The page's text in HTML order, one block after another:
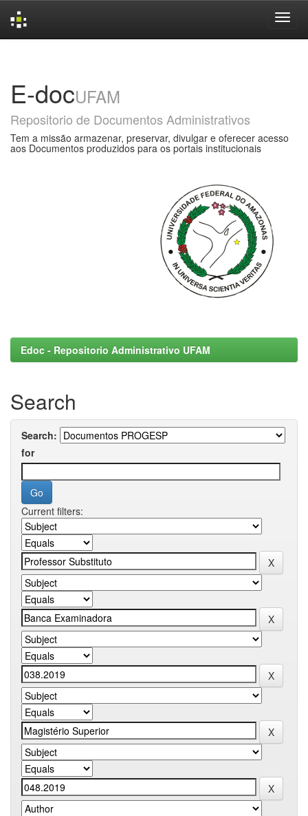
E-docUFAM
Repositorio de Documentos Administrativos
Tem a missão armazenar, preservar, divulgar e oferecer acesso
aos Documentos produzidos para os portais institucionais
Edoc - Repositorio Administrativo UFAM
Search
Search:
for
Current filters: